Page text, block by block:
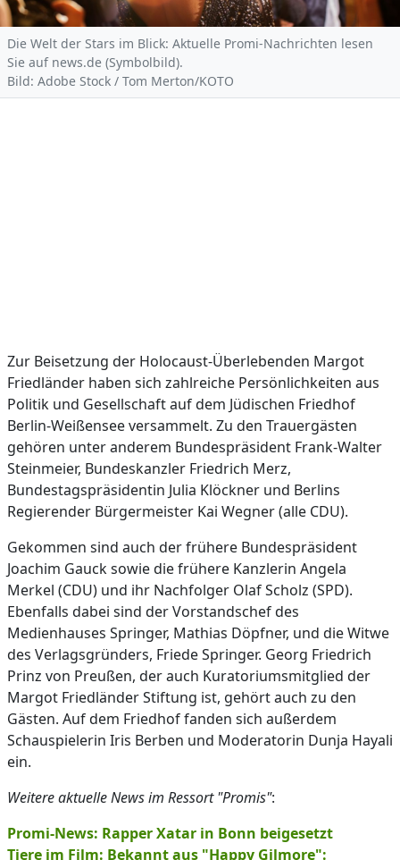
Die Welt der Stars im Blick: Aktuelle Promi-Nachrichten lesen
Sie auf news.de (Symbolbild).
Bild: Adobe Stock / Tom Merton/KOTO
Zur Beisetzung der Holocaust-Überlebenden Margot
Friedländer haben sich zahlreiche Persönlichkeiten aus
Politik und Gesellschaft auf dem Jüdischen Friedhof
Berlin-Weißensee versammelt. Zu den Trauergästen
gehören unter anderem Bundespräsident Frank-Walter
Steinmeier, Bundeskanzler Friedrich Merz,
Bundestagspräsidentin Julia Klöckner und Berlins
Regierender Bürgermeister Kai Wegner (alle CDU).
Gekommen sind auch der frühere Bundespräsident
Joachim Gauck sowie die frühere Kanzlerin Angela
Merkel (CDU) und ihr Nachfolger Olaf Scholz (SPD).
Ebenfalls dabei sind der Vorstandschef des
Medienhauses Springer, Mathias Döpfner, und die Witwe
des Verlagsgründers, Friede Springer. Georg Friedrich
Prinz von Preußen, der auch Kuratoriumsmitglied der
Margot Friedländer Stiftung ist, gehört auch zu den
Gästen. Auf dem Friedhof fanden sich außerdem
Schauspielerin Iris Berben und Moderatorin Dunja Hayali
ein.
Weitere aktuelle News im Ressort "Promis":
Promi-News: Rapper Xatar in Bonn beigesetzt
Tiere im Film: Bekannt aus "Happy Gilmore":